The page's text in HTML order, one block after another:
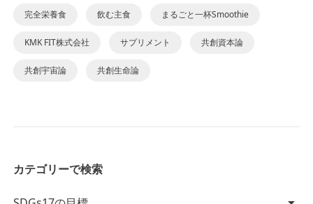
完全栄養食 飲む主食 まるごと一杯Smoothie
KMK FIT株式会社 サプリメント 共創資本論
共創宇宙論 共創生命論
カテゴリーで検索